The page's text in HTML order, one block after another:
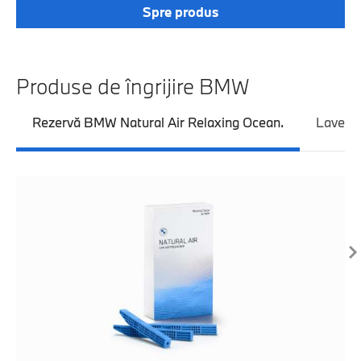
Spre produs
Produse de îngrijire BMW
Rezervă BMW Natural Air Relaxing Ocean. Lavetă